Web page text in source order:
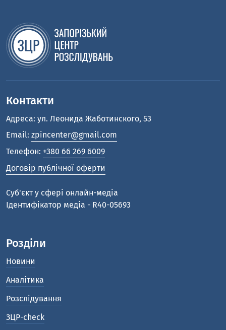
Контакти
Адреса: ул. Леонида Жаботинского, 53
Email: zpincenter@gmail.com
Телефон: +380 66 269 6009
Договір публічної оферти
Cуб'єкт у сфері онлайн-медіа
Ідентифікатор медіа - R40-05693
Розділи
Новини
Аналітика
Розслідування
ЗЦР-check